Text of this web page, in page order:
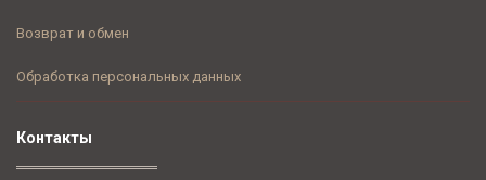
Контакты
Возврат и обмен
Обработка персональных данных